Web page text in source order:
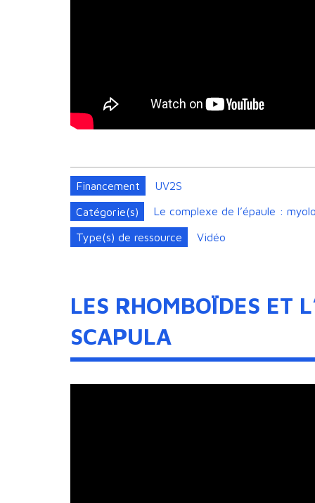
Financement UV2S
Catégorie(s) Le complexe de l’épaule :
Type(s) de ressource Vidéo
LES RHOMBOÏDES ET
SCAPULA